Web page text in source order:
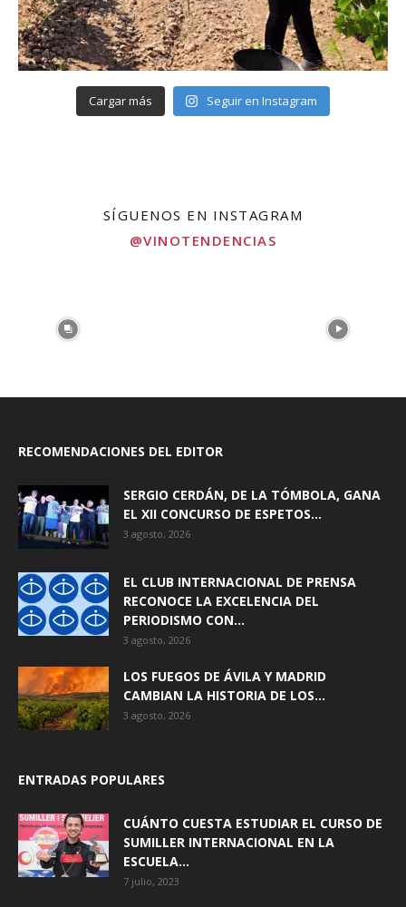
Cargar más Seguir en Instagram
SÍGUENOS EN INSTAGRAM
@VINOTENDENCIAS
RECOMENDACIONES DEL EDITOR
SERGIO CERDÁN, DE LA TÓMBOLA, GANA
EL XII CONCURSO DE ESPETOS...
3 agosto, 2026
EL CLUB INTERNACIONAL DE PRENSA
RECONOCE LA EXCELENCIA DEL
PERIODISMO CON...
3 agosto, 2026
LOS FUEGOS DE ÁVILA Y MADRID
CAMBIAN LA HISTORIA DE LOS...
3 agosto, 2026
ENTRADAS POPULARES
CUÁNTO CUESTA ESTUDIAR EL CURSO DE
SUMILLER INTERNACIONAL EN LA
ESCUELA...
7 julio, 2023